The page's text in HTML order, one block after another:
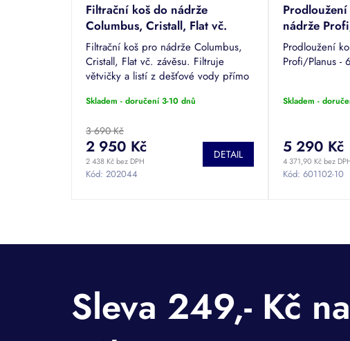
Filtrační koš do nádrže
Columbus, Cristall, Flat vč.
závěsu
Filtrační koš pro nádrže Columbus,
Cristall, Flat vč. závěsu. Filtruje
větvičky a listí z dešťové vody přímo
podzemní nádrži.
Skladem - doručení 3-10 dnů
3 690 Kč
2 438 Kč bez DPH
2 950 Kč DETAIL
Kód: 202044
nádrže
Prodloužení
Profi/Planus -
Skladem -
4 371,90 Kč bez
5 290 Kč
Kód: 601102-10